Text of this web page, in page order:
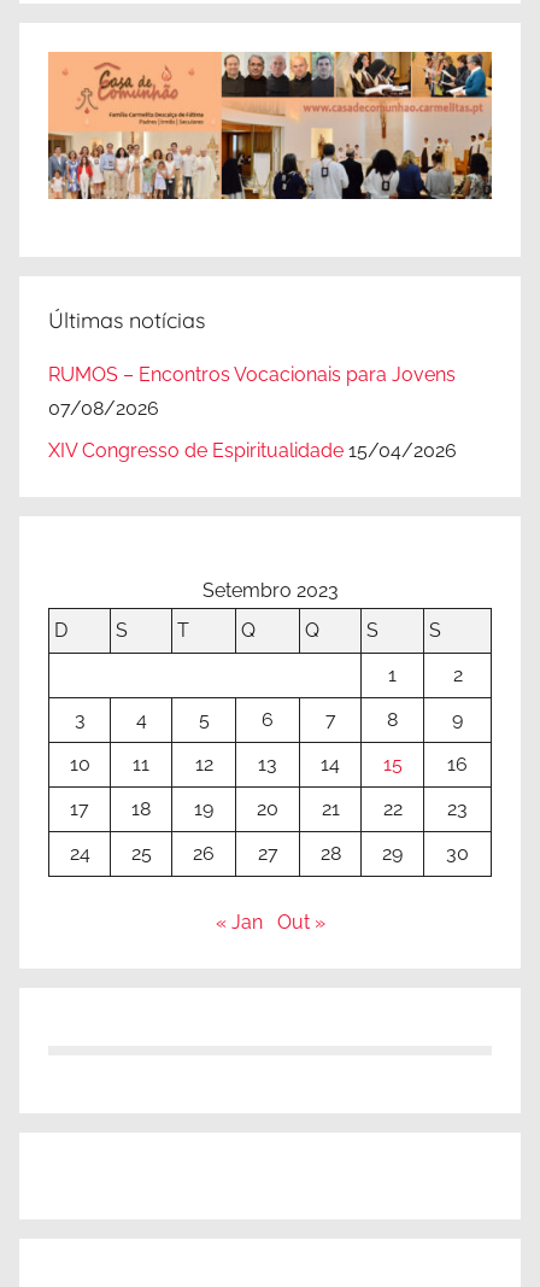
Últimas notícias
RUMOS – Encontros Vocacionais para Jovens
07/08/2026
XIV Congresso de Espiritualidade 15/04/2026
Setembro 2023
D
S T Q Q S
S
1
2
3
4 5 6 7 8
9
10
11 12 13 14 15
16
17
18 19 20 21 22
23
24
25 26 27 28 29 30
« Jan Out »